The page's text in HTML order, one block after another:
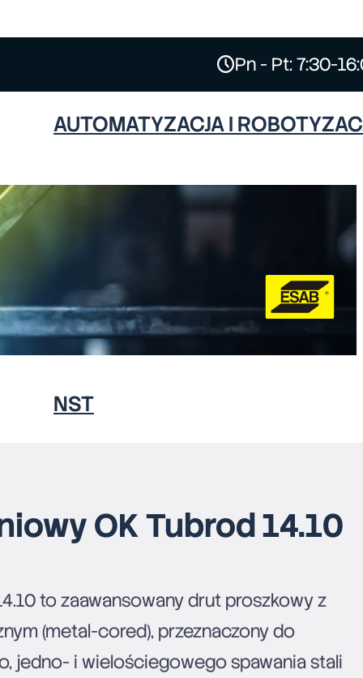
Pn - Pt: 7:30-
AUTOMATYZACJA I
HYPERTHERM
NST
KONTAKT
OK Tubrod 14.10
to zaawansowany drut proszkowy z
(metal-cored), przeznaczony do
jedno- i wielościegowego spawania stali